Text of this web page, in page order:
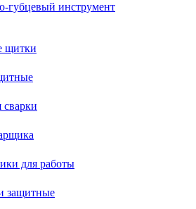
губцевый инструмент
щитки
сварки
для работы
защитные